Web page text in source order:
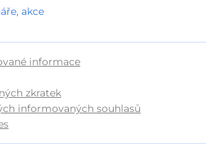
akce
informace
zkratek
informovaných souhlasů